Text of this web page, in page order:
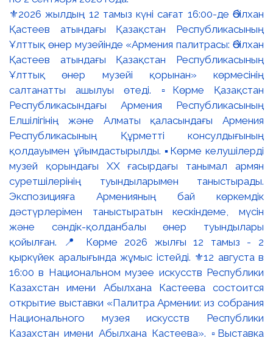
⚜️2026 жылдың 12 тамыз күні сағат 16:00-де Әбілхан
Қастеев атындағы Қазақстан Республикасының
Ұлттық өнер музейінде «Армения палитрасы: Әбілхан
Қастеев атындағы Қазақстан Республикасының
Ұлттық өнер музейі қорынан» көрмесінің
салтанатты ашылуы өтеді. ▫️Көрме Қазақстан
Республикасындағы Армения Республикасының
Елшілігінің және Алматы қаласындағы Армения
Республикасының Құрметті консулдығының
қолдауымен ұйымдастырылды. ▪️Көрме келушілерді
музей қорындағы ХХ ғасырдағы танымал армян
суретшілерінің туындыларымен таныстырады.
Экспозицияға Арменияның бай көркемдік
дәстүрлерімен таныстыратын кескіндеме, мүсін
және сәндік-қолданбалы өнер туындылары
қойылған. 📍 Көрме 2026 жылғы 12 тамыз - 2
қыркүйек аралығында жұмыс істейді. ⚜️12 августа в
16:00 в Национальном музее искусств Республики
Казахстан имени Абылхана Кастеева состоится
открытие выставки «Палитра Армении: из собрания
Национального музея искусств Республики
Казахстан имени Абылхана Кастеева». ▫️Выставка